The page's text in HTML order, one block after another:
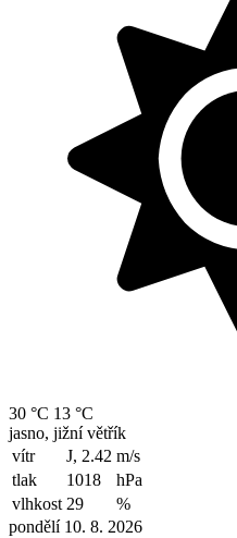
30 °C 13 °C
jasno, jižní větřík
vítr
J, 2.42 m/s
tlak
1018
hPa
vlhkost 29
%
pondělí 10. 8. 2026